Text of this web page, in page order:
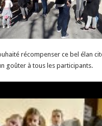
récompenser ce bel élan
goûter à tous les participants.